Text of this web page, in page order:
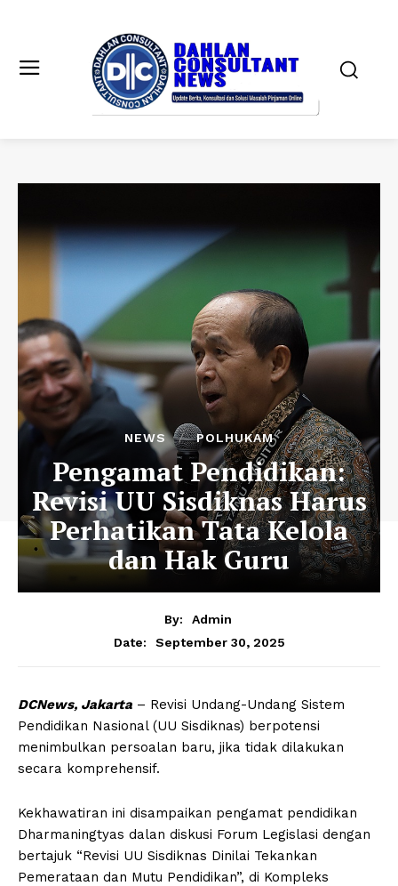
NEWS POLHUKAM
Pengamat Pendidikan:
Revisi UU Sisdiknas Harus
Perhatikan Tata Kelola
dan Hak Guru
By:
Admin
Date:
September 30, 2025
DCNews, Jakarta – Revisi Undang-Undang Sistem
Pendidikan Nasional (UU Sisdiknas) berpotensi
menimbulkan persoalan baru, jika tidak dilakukan
secara komprehensif.
Kekhawatiran ini disampaikan pengamat pendidikan
Dharmaningtyas dalan diskusi Forum Legislasi dengan
bertajuk “Revisi UU Sisdiknas Dinilai Tekankan
Pemerataan dan Mutu Pendidikan”, di Kompleks